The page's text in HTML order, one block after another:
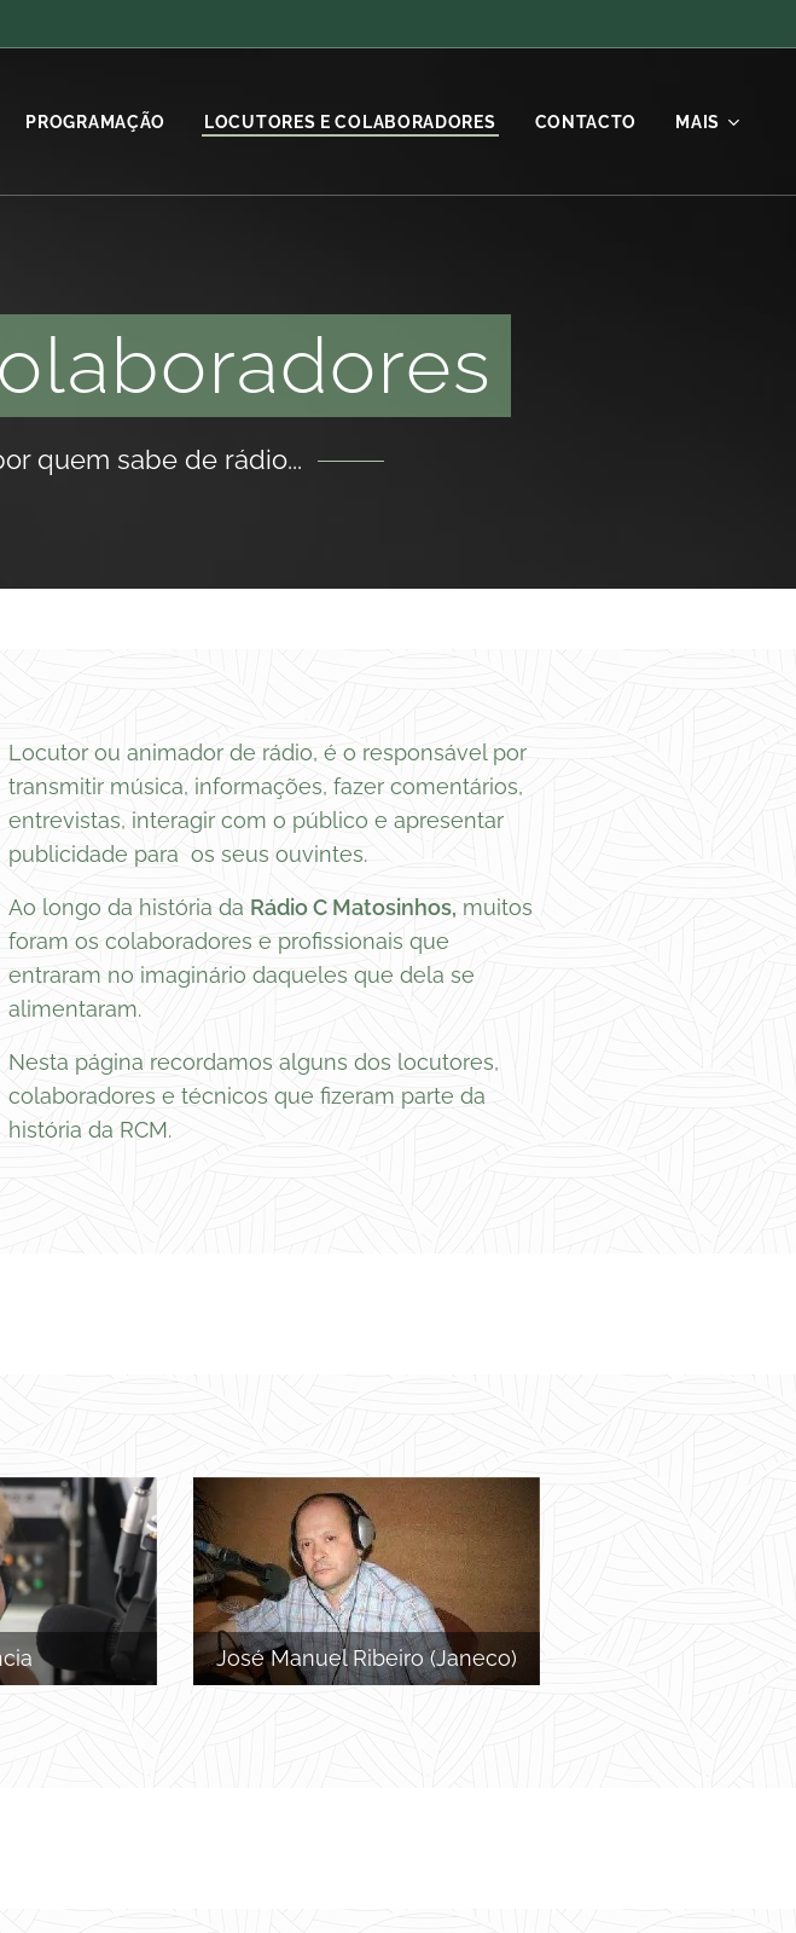
PROGRAMAÇÃO LOCUTORES E COLABORADORES CONTACTO MAIS
quem sabe de rádio...
Locutor ou animador de rádio, é o responsável por
transmitir música, informações, fazer comentários,
entrevistas, interagir com o público e apresentar
publicidade para os seus ouvintes.
Ao longo da história da Rádio C Matosinhos, muitos
foram os colaboradores e profissionais que
entraram no imaginário daqueles que dela se
alimentaram.
Nesta página recordamos alguns dos locutores,
colaboradores e técnicos que fizeram parte da
história da RCM.
José Manuel Ribeiro (Janeco)